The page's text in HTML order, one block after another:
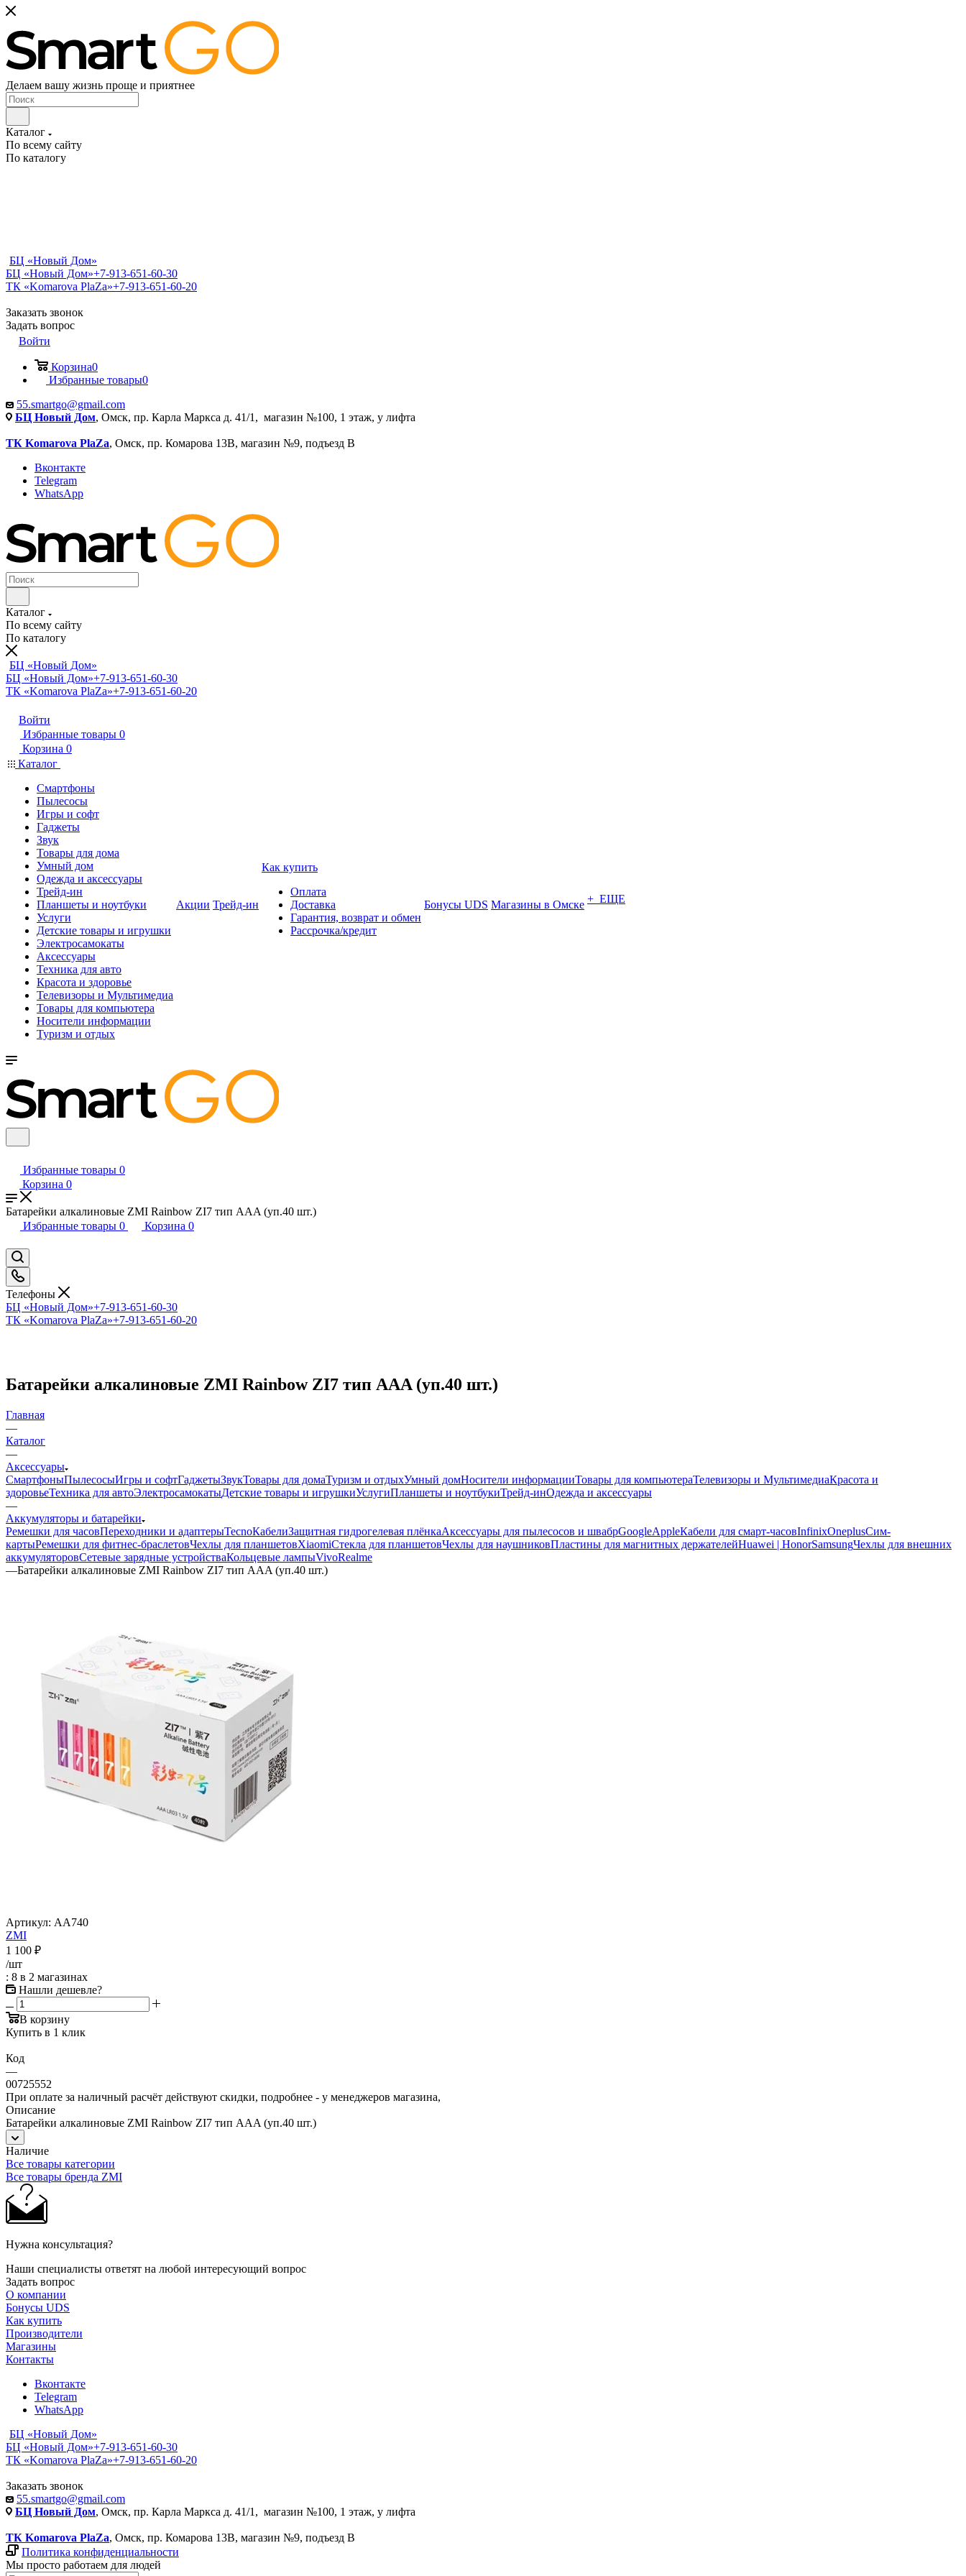
Делаем вашу жизнь проще и приятнее
Каталог
По всему сайту
По каталогу
БЦ «Новый Дом»
БЦ «Новый Дом»+7-913-651-60-30
ТК «Komarova PlaZa»+7-913-651-60-20
Заказать звонок
Задать вопрос
Войти
Корзина0
Избранные товары0
55.smartgo@gmail.com
БЦ Новый Дом, Омск, пр. Карла Маркса д. 41/1, магазин №100, 1 этаж, у лифта
ТК Komarova PlaZa, Омск, пр. Комарова 13В, магазин №9, подъезд В
Вконтакте
Telegram
WhatsApp
Каталог
По всему сайту
По каталогу
БЦ «Новый Дом»
БЦ «Новый Дом»+7-913-651-60-30
ТК «Komarova PlaZa»+7-913-651-60-20
Войти
Избранные товары 0
Корзина 0
Каталог
Смартфоны
Пылесосы
Игры и софт
Гаджеты
Звук
Товары для дома
Умный дом
Одежда и аксессуары
Трейд-ин
Планшеты и ноутбуки
Услуги
Детские товары и игрушки
Электросамокаты
Аксессуары
Техника для авто
Красота и здоровье
Телевизоры и Мультимедиа
Товары для компьютера
Носители информации
Туризм и отдых
Акции Трейд-ин
Как купить
Оплата
Доставка
Гарантия, возврат и обмен
Рассрочка/кредит
Бонусы UDS Магазины в Омске + ЕЩЕ
Избранные товары 0
Корзина 0
Батарейки алкалиновые ZMI Rainbow ZI7 тип AAA (уп.40 шт.)
Избранные товары 0 Корзина 0
Телефоны
БЦ «Новый Дом»+7-913-651-60-30
ТК «Komarova PlaZa»+7-913-651-60-20
Батарейки алкалиновые ZMI Rainbow ZI7 тип AAA (уп.40 шт.)
Главная
—
Каталог
—
Аксессуары
СмартфоныПылесосыИгры и софтГаджетыЗвукТовары для домаТуризм и отдыхУмный домНосители информацииТовары для компьютераТелевизоры и МультимедиаКрасота и
здоровьеТехника для автоЭлектросамокатыДетские товары и игрушкиУслугиПланшеты и ноутбукиТрейд-инОдежда и аксессуары
—
Аккумуляторы и батарейки
Ремешки для часовПереходники и адаптерыTecnoКабелиЗащитная гидрогелевая плёнкаАксессуары для пылесосов и швабрGoogleAppleКабели для смарт-часовInfinixOneplusСим-
картыРемешки для фитнес-браслетовЧехлы для планшетовXiaomiСтекла для планшетовЧехлы для наушниковПластины для магнитных держателейHuawei | HonorSamsungЧехлы для внешних
аккумуляторовСетевые зарядные устройстваКольцевые лампыVivoRealme
—Батарейки алкалиновые ZMI Rainbow ZI7 тип AAA (уп.40 шт.)
Артикул: AA740
ZMI
1 100 ₽
/шт
: 8 в 2 магазинах
Нашли дешевле?
В корзину
Купить в 1 клик
Код
—
00725552
При оплате за наличный расчёт действуют скидки, подробнее - у менеджеров магазина,
Описание
Батарейки алкалиновые ZMI Rainbow ZI7 тип AAA (уп.40 шт.)
Наличие
Все товары категории
Все товары бренда ZMI
Нужна консультация?
Наши специалисты ответят на любой интересующий вопрос
Задать вопрос
О компании
Бонусы UDS
Как купить
Производители
Магазины
Контакты
Вконтакте
Telegram
WhatsApp
БЦ «Новый Дом»
БЦ «Новый Дом»+7-913-651-60-30
ТК «Komarova PlaZa»+7-913-651-60-20
Заказать звонок
55.smartgo@gmail.com
БЦ Новый Дом, Омск, пр. Карла Маркса д. 41/1, магазин №100, 1 этаж, у лифта
ТК Komarova PlaZa, Омск, пр. Комарова 13В, магазин №9, подъезд В
Политика конфиденциальности
Мы просто работаем для людей